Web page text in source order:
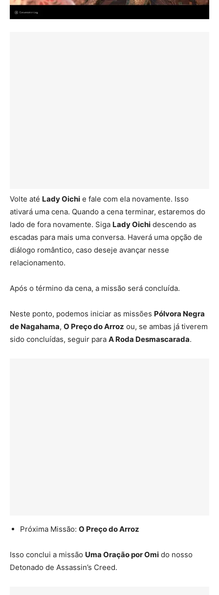
Volte até Lady Oichi e fale com ela novamente. Isso
ativará uma cena. Quando a cena terminar, estaremos do
lado de fora novamente. Siga Lady Oichi descendo as
escadas para mais uma conversa. Haverá uma opção de
diálogo romântico, caso deseje avançar nesse
relacionamento.
Após o término da cena, a missão será concluída.
Neste ponto, podemos iniciar as missões Pólvora Negra
de Nagahama, O Preço do Arroz ou, se ambas já tiverem
sido concluídas, seguir para A Roda Desmascarada.
Próxima Missão: O Preço do Arroz
Isso conclui a missão Uma Oração por Omi do nosso
Detonado de Assassin’s Creed.